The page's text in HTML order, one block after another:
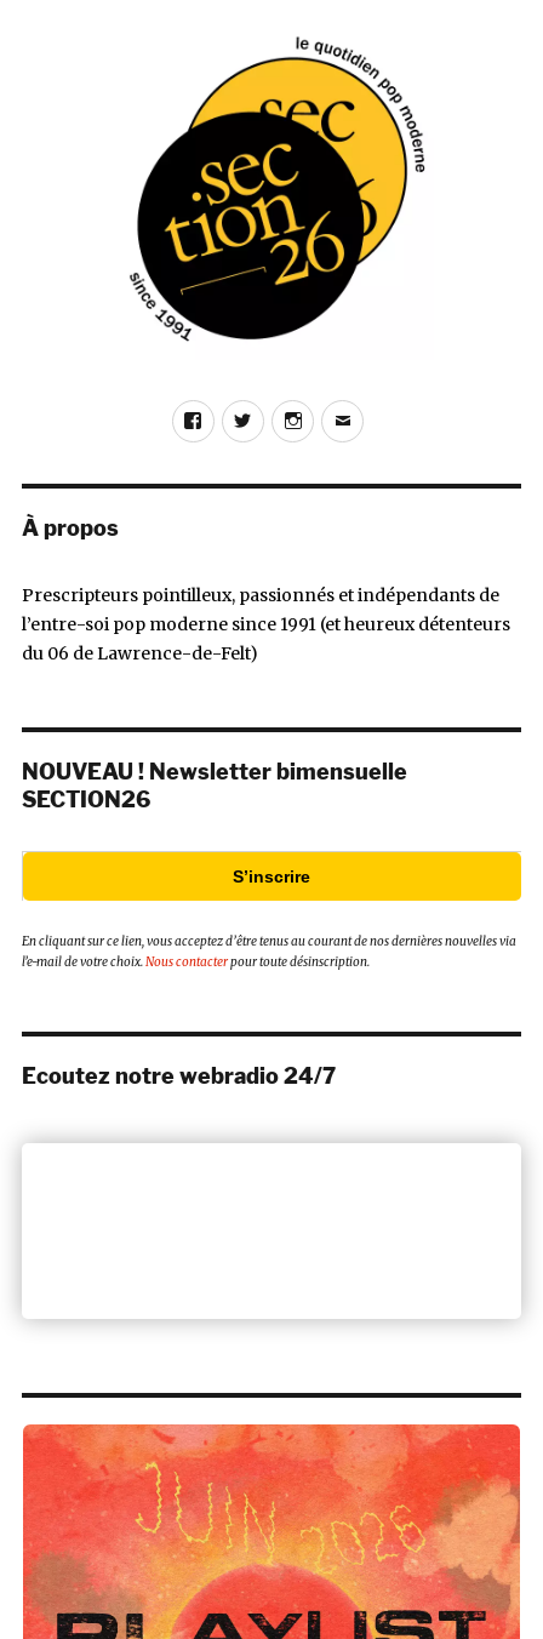
FacebookTwitterInstagram
E-
À propos
Prescripteurs pointilleux, passionnés et indépendants de
l’entre-soi pop moderne since 1991 (et heureux détenteurs
du 06 de Lawrence-de-Felt)
NOUVEAU ! Newsletter bimensuelle
SECTION26
S’inscrire
En cliquant sur ce lien, vous acceptez d’être tenus au courant de nos dernières nouvelles via
l’e-mail de votre choix.Nous contacterpour toute désinscription.
Ecoutez notre webradio 24/7